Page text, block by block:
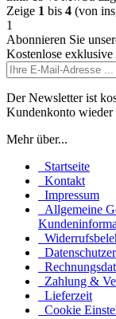
Zeige 1 bis 4 (von
1
Abonnieren Sie
Kostenlose
Der Newsletter ist
Kundenkonto wieder
Mehr über...
Startseite
Kontakt
Impressum
Allgemeine
Zahlung &
Lieferzeit
Cookie